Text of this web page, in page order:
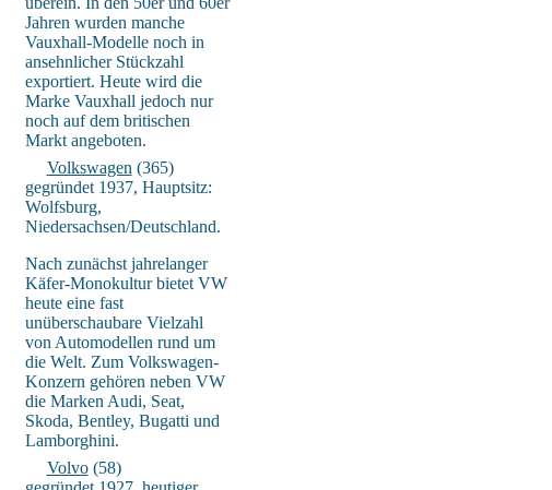
Jahren wurden manche
Vauxhall-Modelle noch in
ansehnlicher Stückzahl
exportiert. Heute wird die
Marke Vauxhall jedoch nur
noch auf dem britischen
Markt angeboten.
Volkswagen (365)
gegründet 1937, Hauptsitz:
Wolfsburg,
Niedersachsen/Deutschland.
Nach zunächst jahrelanger
Käfer-Monokultur bietet VW
heute eine fast
unüberschaubare Vielzahl
von Automodellen rund um
die Welt. Zum Volkswagen-
Konzern gehören neben VW
die Marken Audi, Seat,
Skoda, Bentley, Bugatti und
Lamborghini.
Volvo(58)